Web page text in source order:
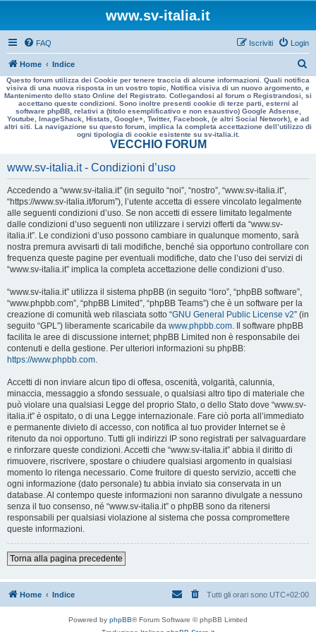
www.sv-italia.it
FAQ Login
Iscriviti
Home Indice
e
r
a
Questo forum utilizza dei Cookie per tenere traccia di alcune informazioni. Quali notifica
visiva di una nuova risposta in un vostro topic, Notifica visiva di un nuovo argomento, e
Mantenimento dello stato Online del Registrato. Collegandosi al forum o Registrandosi, si
accettano queste condizioni. Sono inoltre presenti cookie di terze parti, esterni al
software phpBB, relativi a (titolo esemplificativo e non esaustivo) Google Adsense,
Youtube, ImageShack, Histats, Google+, Twitter, Facebook, (e altri Social Network), e ad
altri siti. La navigazione su questo forum, implica la completa accettazione dell’utilizzo di
ogni tipologia di cookie esistente su sv-italia.it.
VECCHIO FORUM
www.sv-italia.it - Condizioni d’uso
Accedendo a “www.sv-italia.it” (in seguito “noi”, “nostro”, “www.sv-italia.it”,
“https://www.sv-italia.it/forum”), l’utente accetta di essere vincolato legalmente
alle seguenti condizioni d’uso. Se non accetti di essere limitato legalmente
dalle condizioni d’uso seguenti non utilizzare i servizi offerti da “www.sv-
italia.it”. Le condizioni d’uso possono cambiare in qualunque momento, sarà
nostra premura avvisarti di tali modifiche, benché sia opportuno controllare con
frequenza queste pagine per eventuali modifiche, dato che l’uso dei servizi di
“www.sv-italia.it” implica la completa accettazione delle condizioni d’uso.
“www.sv-italia.it” utilizza il sistema phpBB (in seguito “loro”, “phpBB software”,
“www.phpbb.com”, “phpBB Limited”, “phpBB Teams”) che è un software per la
creazione di comunità web rilasciata sotto “GNU General Public License v2” (in
seguito “GPL”) liberamente scaricabile da www.phpbb.com. Il software phpBB
facilita le aree di discussione internet; phpBB Limited non è responsabile dei
contenuti e della gestione. Per ulteriori informazioni su phpBB:
https://www.phpbb.com.
Accetti di non inviare alcun tipo di offesa, oscenità, volgarità, calunnia,
minaccia, messaggio a sfondo sessuale, o qualsiasi altro tipo di materiale che
può violare una qualsiasi Legge del proprio Stato, o dello Stato dove “www.sv-
italia.it” è ospitato, o di una Legge internazionale. Fare ciò porta all’immediato
e permanente divieto di accesso, con notifica al tuo provider Internet se è
ritenuto da noi opportuno. Tutti gli indirizzi IP sono registrati per salvaguardare
e rinforzare queste condizioni. Accetti che “www.sv-italia.it” abbia il diritto di
rimuovere, riscrivere, spostare o chiudere qualsiasi argomento in qualsiasi
momento lo ritenga necessario. Come fruitore di questo servizio, accetti che
ogni informazione (dato personale) tu abbia inviato sia conservata in un
database. Al contempo queste informazioni non saranno divulgate a nessuno
senza il tuo consenso, né “www.sv-italia.it” o phpBB sono da ritenersi
responsabili per qualsiasi violazione al sistema che possa compromettere
queste informazioni.
Torna alla pagina precedente
Home Indice Tutti gli orari sono UTC+02:00
Powered by phpBB® Forum Software © phpBB Limited